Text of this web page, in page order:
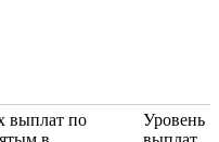
выплат по
Уровень